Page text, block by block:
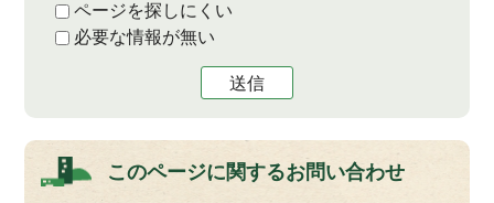
ページを探しにくい
必要な情報が無い
送信
このページに関するお問い合わせ